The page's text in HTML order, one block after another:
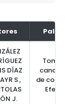
DÍAZ
S.,
J.
de
Efecto